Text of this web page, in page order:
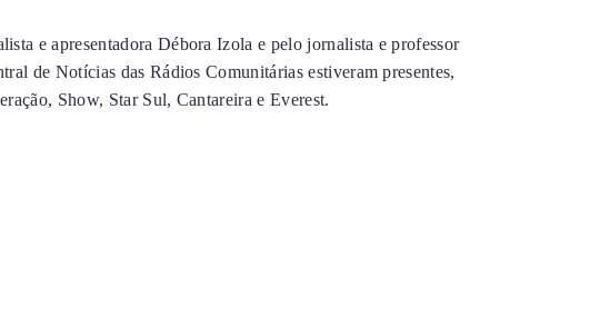
e apresentadora Débora Izola e pelo jornalista e professor
de Notícias das Rádios Comunitárias estiveram presentes,
Show, Star Sul, Cantareira e Everest.